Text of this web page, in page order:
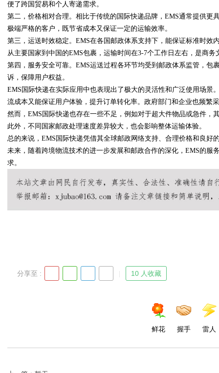
!
Bo
便了跨国贸易和个人寄递需求。
第二，价格相对合理。相比于传统的国际快递品牌，EMS通常提供
极端严格的客户，既节省成本又保证一定的运输效率。
第三，运送时效稳定。EMS在各国邮政体系支持下，能保证标准时
从主要国家到中国的EMS包裹，运输时间在3-7个工作日左右，是商
第四，服务安全可靠。EMS运送过程各环节均受到邮政体系监管，
诉，保障用户权益。
EMS国际快递在实际应用中也表现出了极大的灵活性和广泛使用场景
流成本又能保证用户体验，提升订单转化率。政府部门和企业也频繁
然而，EMS国际快递也存在一些不足，例如对于超大件物品或急件，
此外，不同国家邮政处理速度差异较大，也会影响整体运输体验。
总的来说，EMS国际快递凭借其全球邮政网络支持、合理价格和良
未来，随着跨境物流技术的进一步发展和邮政合作的深化，EMS的
求。
分享至 : 10 人收藏
鲜花 握手 雷人